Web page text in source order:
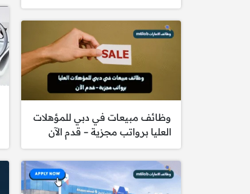
وظائف مبيعات في دبي للمؤهلات
العليا برواتب مجزية – قدم الآن